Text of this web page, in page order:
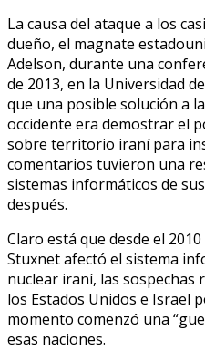
La causa del ataque a los
dueño, el magnate
Adelson, durante una
de 2013, en la Universidad
que una posible solución a
occidente era demostrar el
sobre territorio iraní para
comentarios tuvieron una
sistemas informáticos de
después.
Claro está que desde el
Stuxnet afectó el sistema
nuclear iraní, las sospechas
los Estados Unidos e Israel
momento comenzó una
esas naciones.